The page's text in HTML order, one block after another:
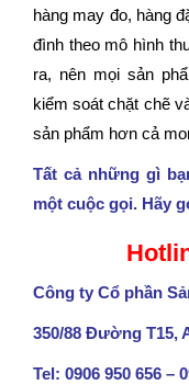
hàng may đo, hàng
đình theo mô hình
ra, nên mọi sản
kiểm soát chặt chẽ
sản phẩm hơn cả
Tất cả những gì
một cuộc gọi. Hãy
Công ty Cổ phần
350/88 Đường T15,
Tel: 0906 950 656 –